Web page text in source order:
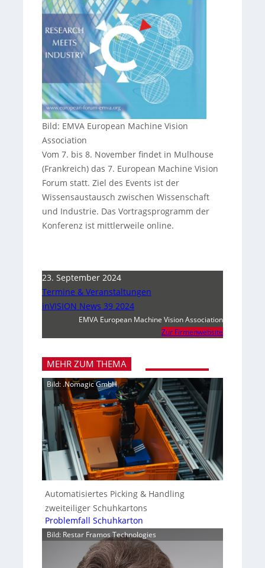
Bild: EMVA European Machine Vision
Association
Vom 7. bis 8. November findet in Mulhouse
(Frankreich) das 7. European Machine Vision
Forum statt. Ziel des Events ist der
Wissensaustausch zwischen Wissenschaft
und Industrie. Das Vortragsprogramm der
Konferenz ist mittlerweile online.
23. September 2024
Termine & Veranstaltungen
inVISION News 39 2024
EMVA European Machine Vision Association
Zur Firmenwebsite
MEHR ZUM THEMA
Bild: .Nomagic GmbH
Automatisiertes Picking & Handling
zweiteiliger Schuhkartons
Problemfall Schuhkarton
Bild: Restar Framos Technologies